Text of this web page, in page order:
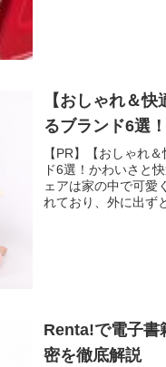
【おしゃれ＆
るブランド6選！
【PR】【おしゃれ
ド6選！かわいさと
ェアは家の中で可愛
れており、外に出ず
Renta!で電子書
密を徹底解説